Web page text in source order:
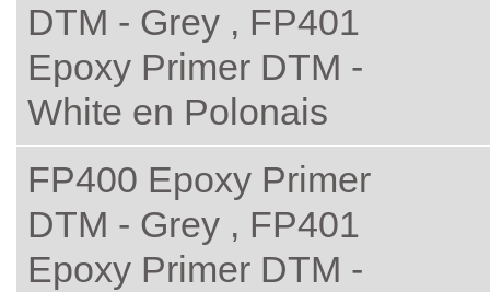
DTM - Grey , FP401
Epoxy Primer DTM -
White en Polonais
FP400 Epoxy Primer
DTM - Grey , FP401
Epoxy Primer DTM -